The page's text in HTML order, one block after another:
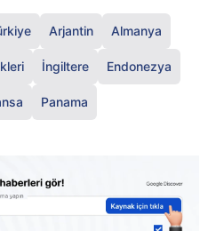
Arjantin Almanya
İngiltere Endonezya
Panama